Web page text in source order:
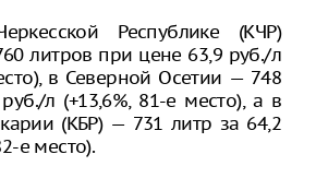
Республике (КЧР)
литров при цене 63,9 руб./л
в Северной Осетии — 748
л (+13,6%, 81-е место), а в
(КБР) — 731 литр за 64,2
е место).